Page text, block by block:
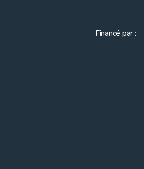
Financé par :